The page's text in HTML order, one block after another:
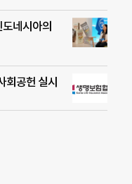
네시아의
회공헌 실시